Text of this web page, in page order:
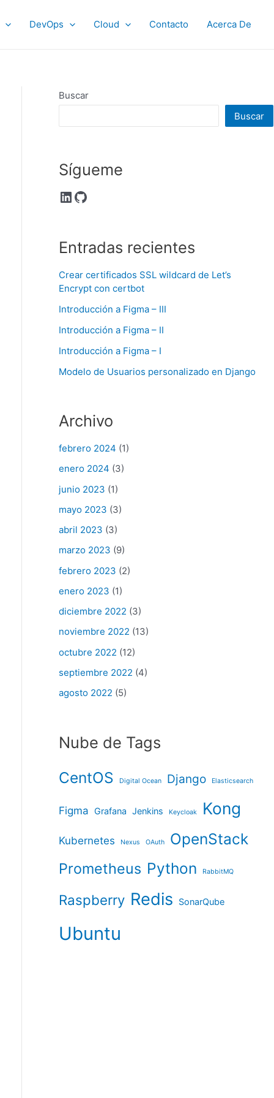
DevOps Cloud Contacto Acerca De
Buscar
Buscar
Sígueme
LinkedIn GitHub
Entradas recientes
Crear certificados SSL wildcard de Let’s
Encrypt con certbot
Introducción a Figma – III
Introducción a Figma – II
Introducción a Figma – I
Modelo de Usuarios personalizado en Django
Archivo
febrero 2024 (1)
enero 2024 (3)
junio 2023 (1)
mayo 2023 (3)
abril 2023 (3)
marzo 2023 (9)
febrero 2023 (2)
enero 2023 (1)
diciembre 2022 (3)
noviembre 2022 (13)
octubre 2022 (12)
septiembre 2022 (4)
agosto 2022 (5)
Nube de Tags
CentOS Digital Ocean Django Elasticsearch
Figma Grafana Jenkins Keycloak Kong
Kubernetes Nexus OAuth OpenStack
Prometheus Python RabbitMQ
Raspberry Redis SonarQube
Ubuntu